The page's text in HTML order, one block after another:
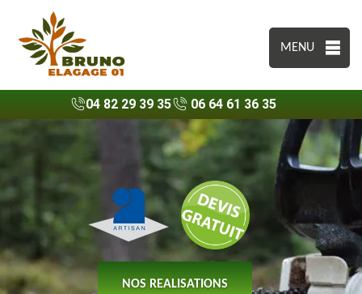
MENU
04 82 29 39 35 06 64 61 36 35
NOS REALISATIONS